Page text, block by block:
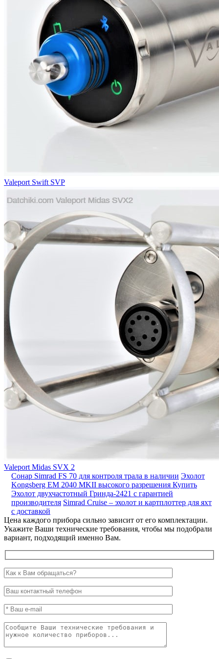
Valeport Swift SVP
Valeport Midas SVX 2
Сонар Simrad FS 70 для контроля трала в наличии Эхолот
Kongsberg EM 2040 MKII высокого разрешения Купить
Эхолот двухчастотный Гринда-2421 с гарантией
производителя Simrad Cruise – эхолот и картплоттер для яхт
с доставкой
Цена каждого прибора сильно зависит от его комплектации.
Укажите Ваши технические требования, чтобы мы подобрали
вариант, подходящий именно Вам.